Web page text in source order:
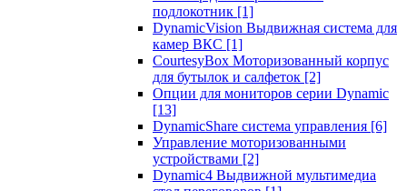
подлокотник [1]
DynamicVision Выдвижная система для
камер ВКС [1]
CourtesyBox Моторизованный корпус
для бутылок и салфеток [2]
Опции для мониторов серии Dynamic
[13]
DynamicShare система управления [6]
Управление моторизованными
устройствами [2]
Dynamic4 Выдвижной мультимедиа